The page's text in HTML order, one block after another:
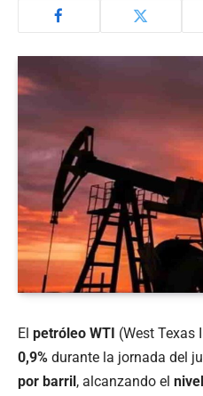
El petróleo WTI (West Texas
0,9% durante la jornada del
por barril , alcanzando el